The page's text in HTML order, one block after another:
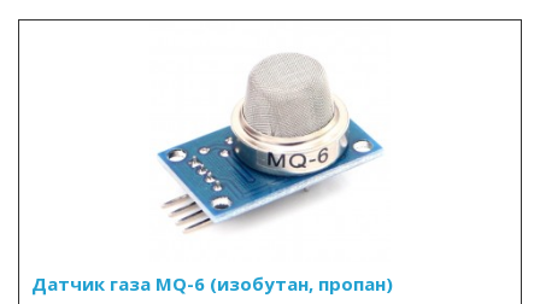
Датчик газа MQ-6 (изобутан, пропан)